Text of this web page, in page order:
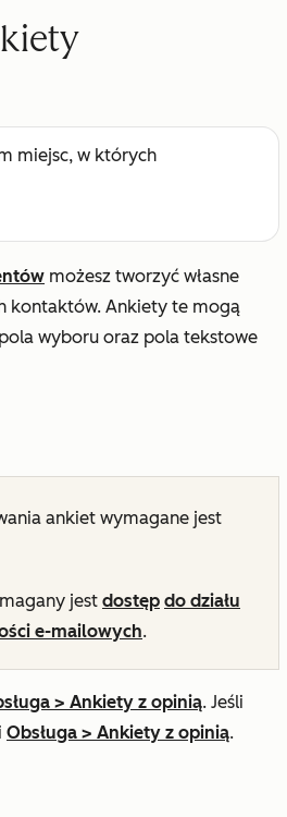
miejsc, w których
możesz tworzyć własne
kontaktów. Ankiety te mogą
wyboru oraz pola tekstowe
ankiet wymagane jest
jest dostęp do działu
e-mailowych.
> Ankiety z opinią. Jeśli
Obsługa > Ankiety z opinią.